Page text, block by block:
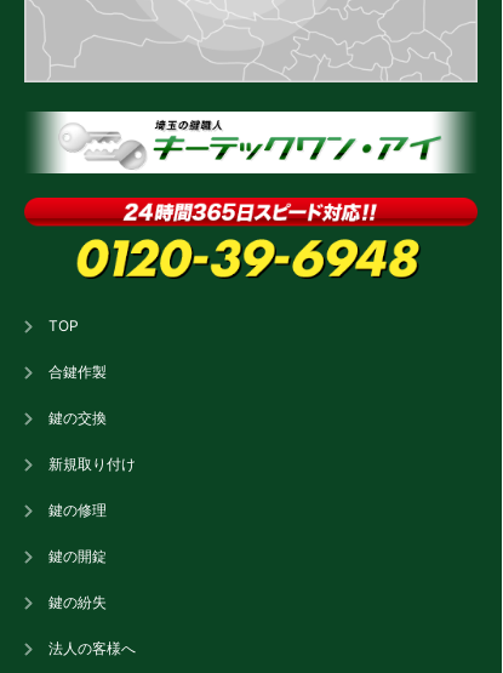
TOP
合鍵作製
鍵の交換
新規取り付け
鍵の修理
鍵の開錠
鍵の紛失
法人の客様へ